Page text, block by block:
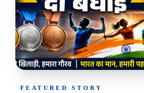
FEATURED STORY